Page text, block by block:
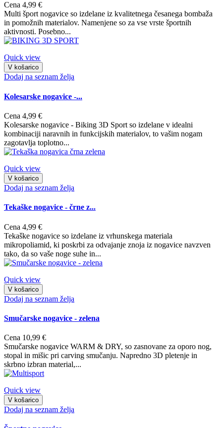
Cena 4,99 €
Multi šport nogavice so izdelane iz kvalitetnega česanega bombaža
in pomožnih materialov. Namenjene so za vse vrste športnih
aktivnosti. Posebno...
Quick view
V košarico
Dodaj na seznam želja
Kolesarske nogavice -...
Cena 4,99 €
Kolesarske nogavice - Biking 3D Sport so izdelane v idealni
kombinaciji naravnih in funkcijskih materialov, to vašim nogam
zagotavlja toplotno...
Quick view
V košarico
Dodaj na seznam želja
Tekaške nogavice - črne z...
Cena 4,99 €
Tekaške nogavice so izdelane iz vrhunskega materiala
mikropoliamid, ki poskrbi za odvajanje znoja iz nogavice navzven
tako, da so vaše noge suhe in...
Quick view
V košarico
Dodaj na seznam želja
Smučarske nogavice - zelena
Cena 10,99 €
Smučarske nogavice WARM & DRY, so zasnovane za oporo nog,
stopal in mišic pri carving smučanju. Napredno 3D pletenje in
skrbno izbran material,...
Quick view
V košarico
Dodaj na seznam želja